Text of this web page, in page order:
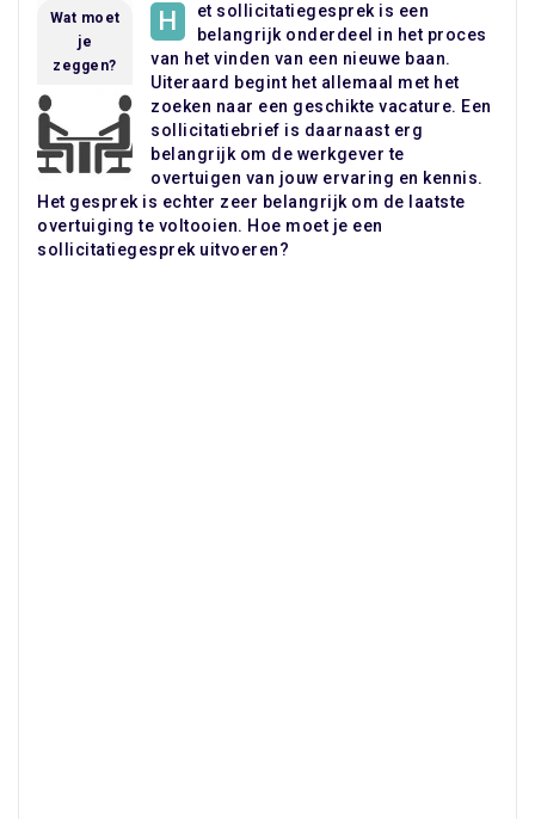
Wat moet
je
zeggen?
H
et sollicitatiegesprek is een
belangrijk onderdeel in het proces
van het vinden van een nieuwe baan.
Uiteraard begint het allemaal met het
zoeken naar een geschikte vacature. Een
sollicitatiebrief is daarnaast erg
belangrijk om de werkgever te
overtuigen van jouw ervaring en kennis.
Het gesprek is echter zeer belangrijk om de laatste
overtuiging te voltooien. Hoe moet je een
sollicitatiegesprek uitvoeren?